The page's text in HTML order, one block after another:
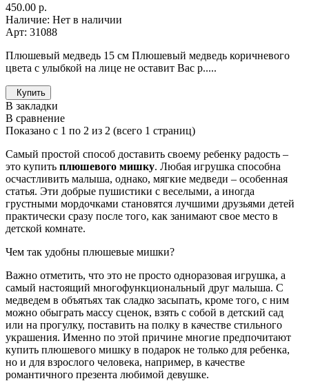
450.00 р.
Наличие: Нет в наличии
Арт: 31088
Плюшевый медведь 15 см Плюшевый медведь коричневого
цвета с улыбкой на лице не оставит Вас р.....
Купить
В закладки
В сравнение
Показано с 1 по 2 из 2 (всего 1 страниц)
Самый простой способ доставить своему ребенку радость –
это купить плюшевого мишку. Любая игрушка способна
осчастливить малыша, однако, мягкие медведи – особенная
статья. Эти добрые пушистики с веселыми, а иногда
грустными мордочками становятся лучшими друзьями детей
практически сразу после того, как занимают свое место в
детской комнате.
Чем так удобны плюшевые мишки?
Важно отметить, что это не просто одноразовая игрушка, а
самый настоящий многофункциональный друг малыша. С
медведем в объятьях так сладко засыпать, кроме того, с ним
можно обыграть массу сценок, взять с собой в детский сад
или на прогулку, поставить на полку в качестве стильного
украшения. Именно по этой причине многие предпочитают
купить плюшевого мишку в подарок не только для ребенка,
но и для взрослого человека, например, в качестве
романтичного презента любимой девушке.